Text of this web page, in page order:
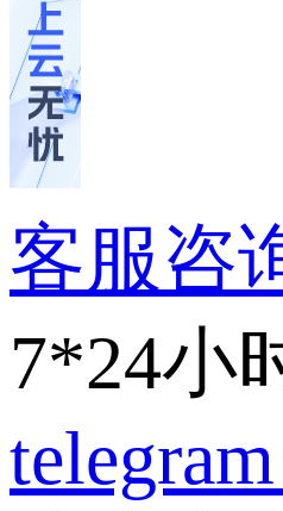
客服咨
7*24小
telegram